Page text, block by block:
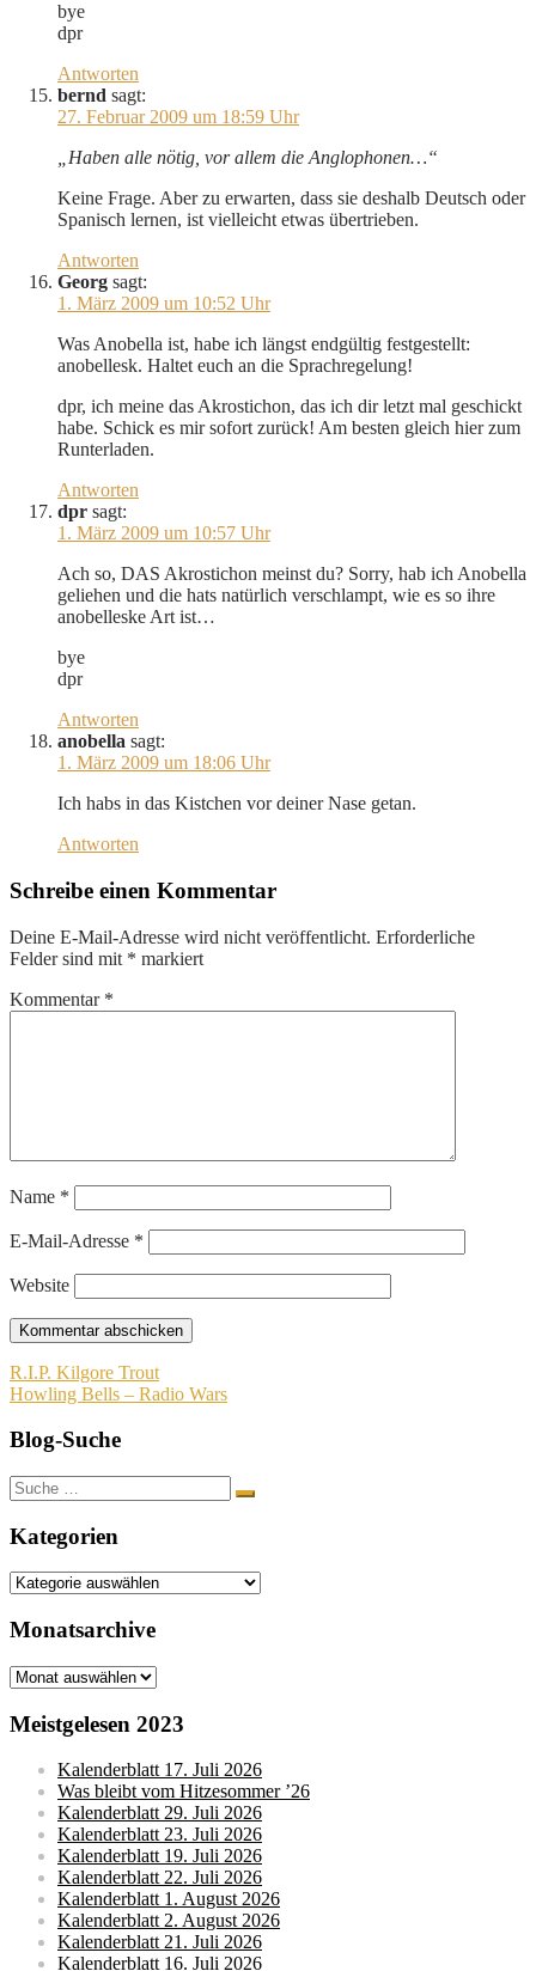
bye
dpr
Antworten
bernd sagt:
27. Februar 2009 um 18:59 Uhr
„Haben alle nötig, vor allem die Anglophonen…“
Keine Frage. Aber zu erwarten, dass sie deshalb Deutsch oder
Spanisch lernen, ist vielleicht etwas übertrieben.
Antworten
Georg sagt:
1. März 2009 um 10:52 Uhr
Was Anobella ist, habe ich längst endgültig festgestellt:
anobellesk. Haltet euch an die Sprachregelung!
dpr, ich meine das Akrostichon, das ich dir letzt mal geschickt
habe. Schick es mir sofort zurück! Am besten gleich hier zum
Runterladen.
Antworten
dpr sagt:
1. März 2009 um 10:57 Uhr
Ach so, DAS Akrostichon meinst du? Sorry, hab ich Anobella
geliehen und die hats natürlich verschlampt, wie es so ihre
anobelleske Art ist…
bye
dpr
Antworten
anobella sagt:
1. März 2009 um 18:06 Uhr
Ich habs in das Kistchen vor deiner Nase getan.
Antworten
Schreibe einen Kommentar
Deine E-Mail-Adresse wird nicht veröffentlicht. Erforderliche
Felder sind mit * markiert
Kommentar *
Name *
E-Mail-Adresse *
Website
Beitragsnavigation
R.I.P. Kilgore Trout
Howling Bells – Radio Wars
Blog-Suche
Suche
nach:
Kategorien
Kategorien
Monatsarchive
Monatsarchive
Meistgelesen 2023
Kalenderblatt 17. Juli 2026
Was bleibt vom Hitzesommer ’26
Kalenderblatt 29. Juli 2026
Kalenderblatt 23. Juli 2026
Kalenderblatt 19. Juli 2026
Kalenderblatt 22. Juli 2026
Kalenderblatt 1. August 2026
Kalenderblatt 2. August 2026
Kalenderblatt 21. Juli 2026
Kalenderblatt 16. Juli 2026